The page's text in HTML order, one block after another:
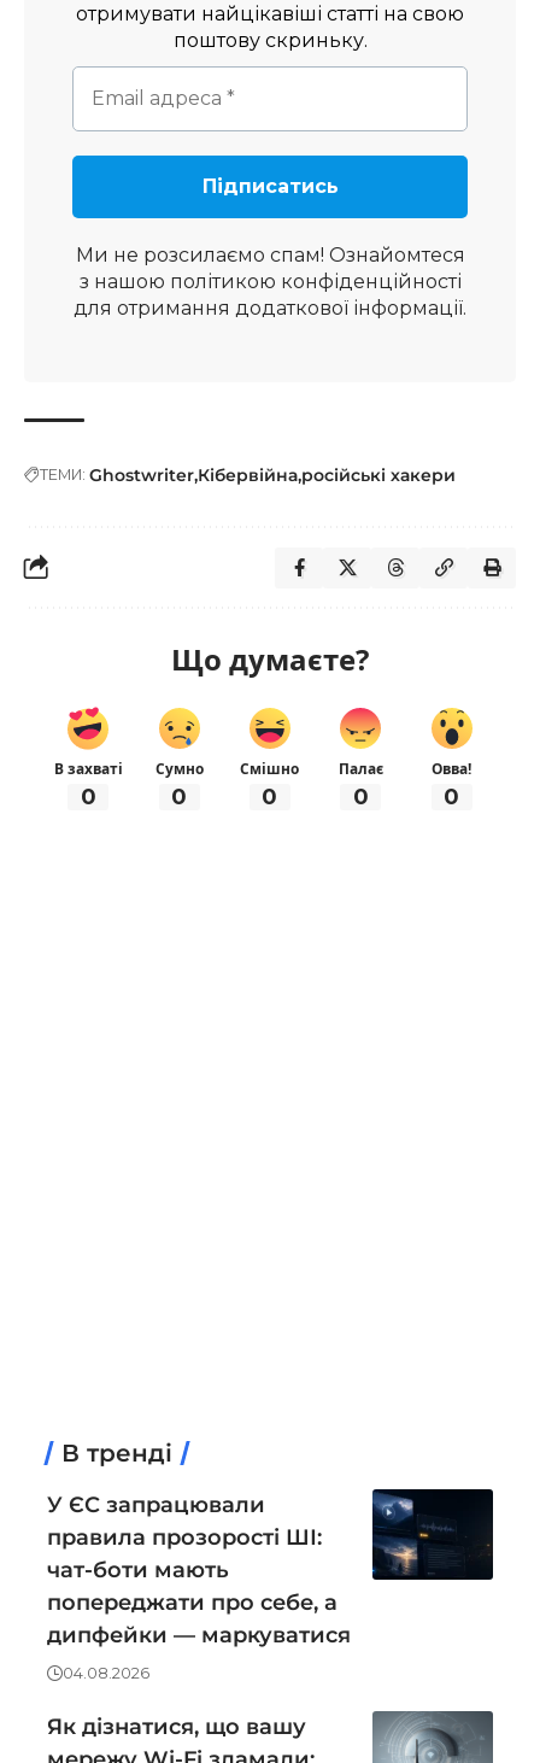
отримувати найцікавіші статті на свою
поштову скриньку.
Ми не розсилаємо спам! Ознайомтеся
з нашою політикою конфіденційності
для отримання додаткової інформації.
ТЕМИ: Ghostwriter Кібервійна російські хакери
Що думаєте?
В захваті
0
Сумно
0
Смішно
0
Палає
0
Овва!
0
В тренді
У ЄС запрацювали
правила прозорості ШІ:
чат-боти мають
попереджати про себе, а
дипфейки — маркуватися
04.08.2026
Як дізнатися, що вашу